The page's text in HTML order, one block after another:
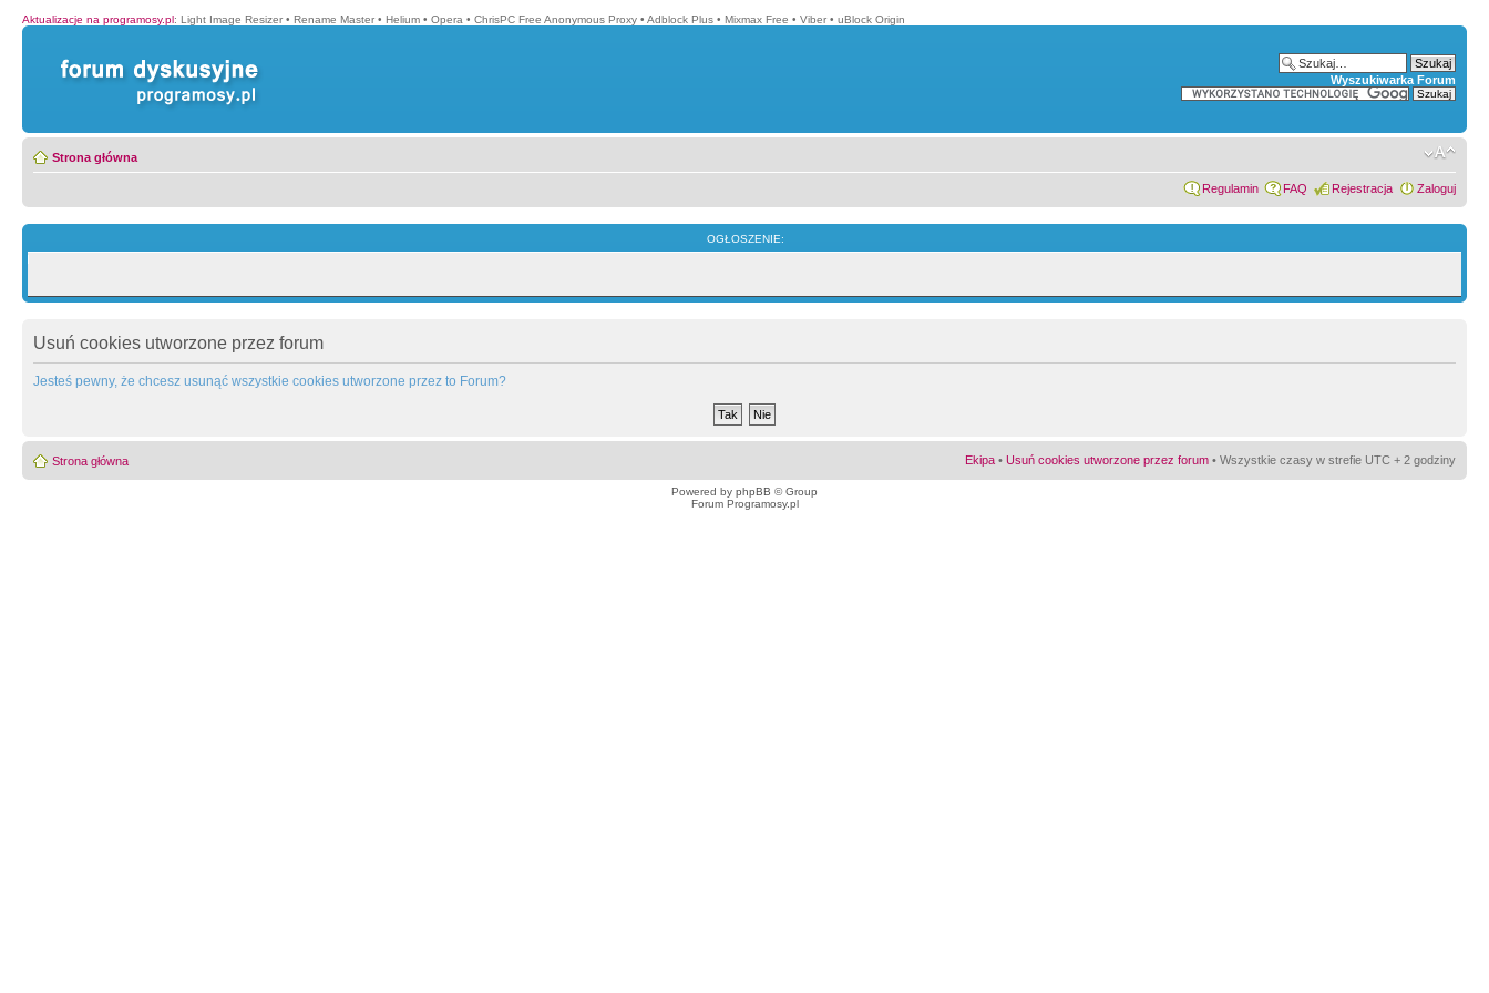
Aktualizacje na programosy.pl: Light Image Resizer • Rename Master • Helium • Opera • ChrisPC Free Anonymous Proxy • Adblock Plus • Mixmax Free • Viber • uBlock Origin
Wyszukiwarka Forum
Strona główna
Regulamin FAQ Rejestracja Zaloguj
OGŁOSZENIE:
Usuń cookies utworzone przez forum
Jesteś pewny, że chcesz usunąć wszystkie cookies utworzone przez to Forum?
Strona główna Ekipa • Usuń cookies utworzone przez forum • Wszystkie czasy w strefie UTC + 2 godziny
Powered by phpBB © Group
Forum Programosy.pl